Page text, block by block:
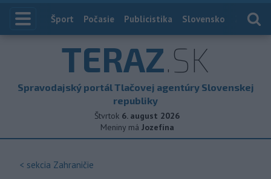
Index
Šport Počasie Publicistika Slovensko
TERAZ.SK
Spravodajský portál Tlačovej agentúry Slovenskej
republiky
Štvrtok 6. august 2026
Meniny má Jozefína
< sekcia Zahraničie